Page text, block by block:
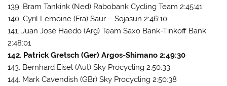
139. Bram Tankink (Ned) Rabobank Cycling Team 2:45:41
140. Cyril Lemoine (Fra) Saur – Sojasun 2:46:10
141. Juan José Haedo (Arg) Team Saxo Bank-Tinkoff Bank
2:48:01
142. Patrick Gretsch (Ger) Argos-Shimano 2:49:30
143. Bernhard Eisel (Aut) Sky Procycling 2:50:33
144. Mark Cavendish (GBr) Sky Procycling 2:50:38